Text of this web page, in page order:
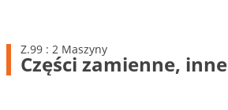
Z.99 : 2 Maszyny
Części zamienne, inne